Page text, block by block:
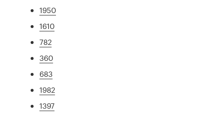
1950
1610
782
360
683
1982
1397